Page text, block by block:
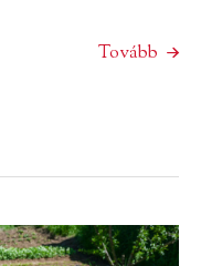
Tovább